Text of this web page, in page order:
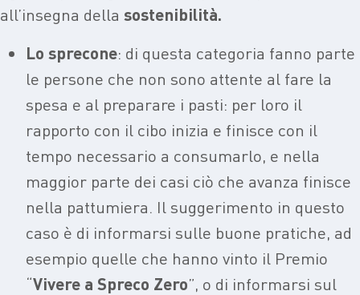
all’insegna della sostenibilità.
Lo sprecone: di questa categoria fanno parte
le persone che non sono attente al fare la
spesa e al preparare i pasti: per loro il
rapporto con il cibo inizia e finisce con il
tempo necessario a consumarlo, e nella
maggior parte dei casi ciò che avanza finisce
nella pattumiera. Il suggerimento in questo
caso è di informarsi sulle buone pratiche, ad
esempio quelle che hanno vinto il Premio
“Vivere a Spreco Zero”, o di informarsi sul